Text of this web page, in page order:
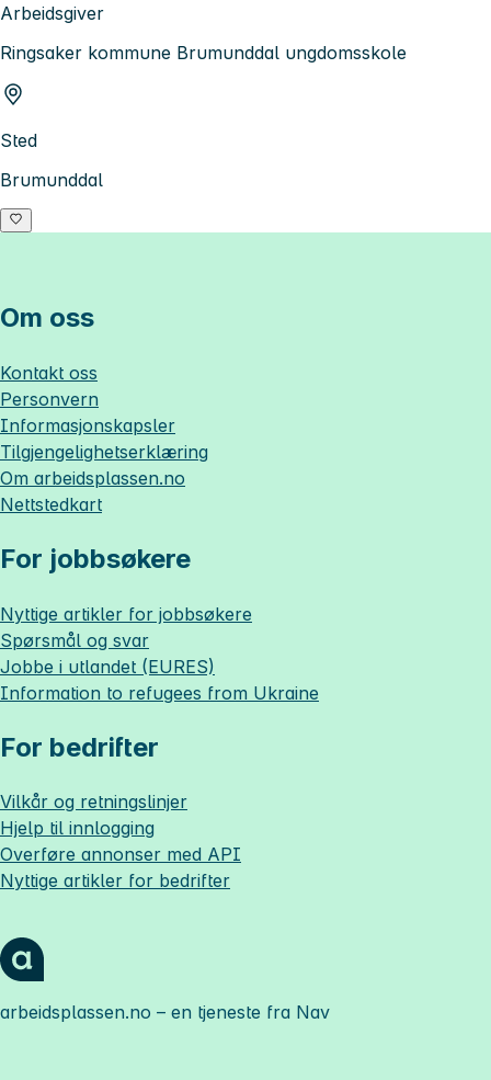
Arbeidsgiver
Ringsaker kommune Brumunddal ungdomsskole
Sted
Brumunddal
Om oss
Kontakt oss
Personvern
Informasjonskapsler
Tilgjengelighetserklæring
Om arbeidsplassen.no
Nettstedkart
For jobbsøkere
Nyttige artikler for jobbsøkere
Spørsmål og svar
Jobbe i utlandet (EURES)
Information to refugees from Ukraine
For bedrifter
Vilkår og retningslinjer
Hjelp til innlogging
Overføre annonser med API
Nyttige artikler for bedrifter
arbeidsplassen.no – en tjeneste fra Nav